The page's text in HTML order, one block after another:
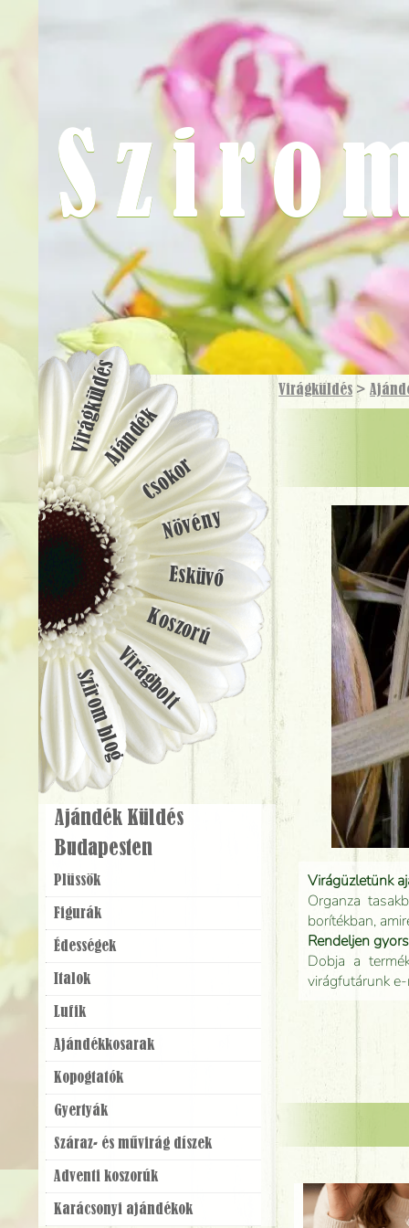
Virágküldés >
Virágüzletünk
Organza
borítékban,
Rendeljen
Dobja a
virágfutárunk
VirágküldésAjándék
Csokor
Növény
Esküvő
Koszorú
Virágbolt
Szirom blog
Ajándék Küldés
Budapesten
Plüssök
Figurák
Édességek
Italok
Lufik
Ajándék­kosarak
Kopogtatók
Gyertyák
Száraz- és művirág díszek
Adventi koszorúk
Karácsonyi ajándékok